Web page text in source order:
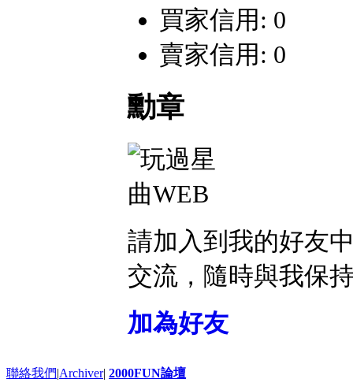
買家信用: 0
賣家信用: 0
勳章
請加入到我的好友
交流，隨時與我保
加為好友
聯絡我們|Archiver| 2000FUN論壇